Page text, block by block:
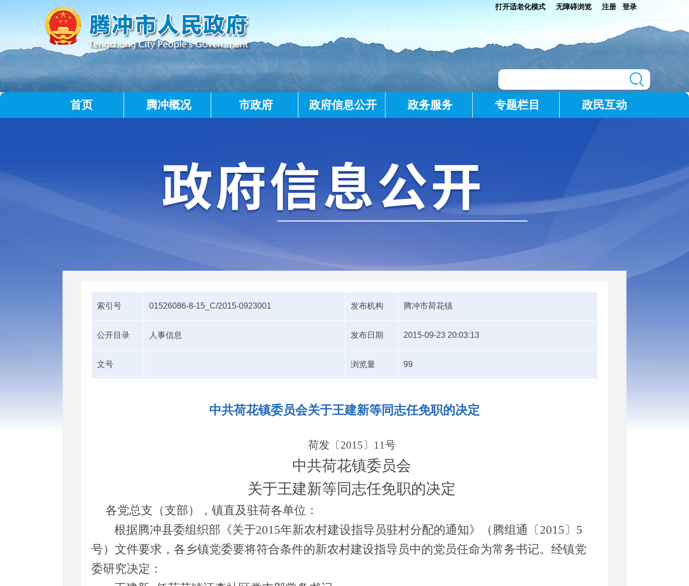
打开适老化模式 无障碍浏览 注册 登录
首页 腾冲概况 市政府 政府信息公开 政务服务 专题栏目 政民互动
索引号 01526086-8-15_C/2015-0923001 发布机构 腾冲市荷花镇
公开目录 人事信息 发布日期 2015-09-23 20:03:13
文号 浏览量 99
中共荷花镇委员会关于王建新等同志任免职的决定
荷发〔2015〕 11号
中共荷花镇委员会
关于王建新等同志任免职的决定
各党总支（支部），镇直及驻荷各单位：
根据腾冲县委组织部《关于2015年新农村建设指导员驻村分配的通知》（ 腾组通 〔 2015 〕 5
号）文件要求， 各乡镇党委要将符合条件的新农村建设指导员中的党员任命为常务书记。 经镇党
委研究决定：